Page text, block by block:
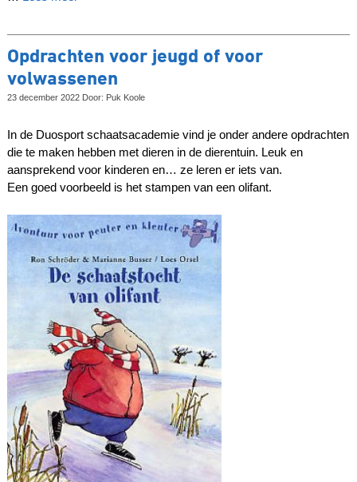
Opdrachten voor jeugd of voor
volwassenen
23 december 2022 Door: Puk Koole
In de Duosport schaatsacademie vind je onder andere opdrachten
die te maken hebben met dieren in de dierentuin. Leuk en
aansprekend voor kinderen en… ze leren er iets van.
Een goed voorbeeld is het stampen van een olifant.